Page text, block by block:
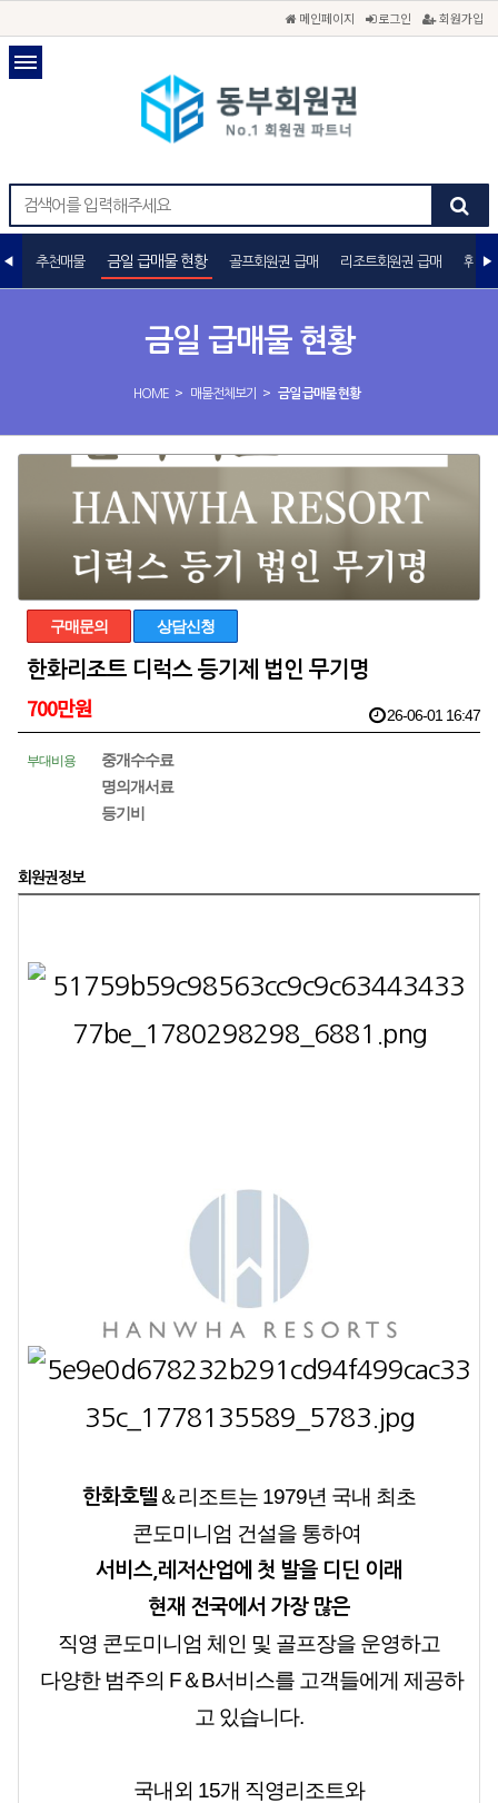
메인페이지 로그인 회원가입
금일 급매물 현황
HOME > 매물전체보기 > 금일 급매물 현황
추천매물 금일 급매물 현황 골프회원권 급매 리조트회원권 급매 휘트
구매문의 상담신청
한화리조트 디럭스 등기제 법인 무기명
700만원
부대비용
중개수수료
명의개서료
등기비
26-06-01 16:47
회원권정보
한화호텔 ＆리조트는 1979년 국내 최초
콘도미니엄 건설을 통하여
서비스,레저산업에 첫 발을 디딘 이래
현재 전국에서 가장 많은
직영 콘도미니엄 체인 및 골프장을 운영하고
다양한 범주의 F＆B서비스를 고객들에게 제공하
고 있습니다.
국내외 15개 직영리조트와